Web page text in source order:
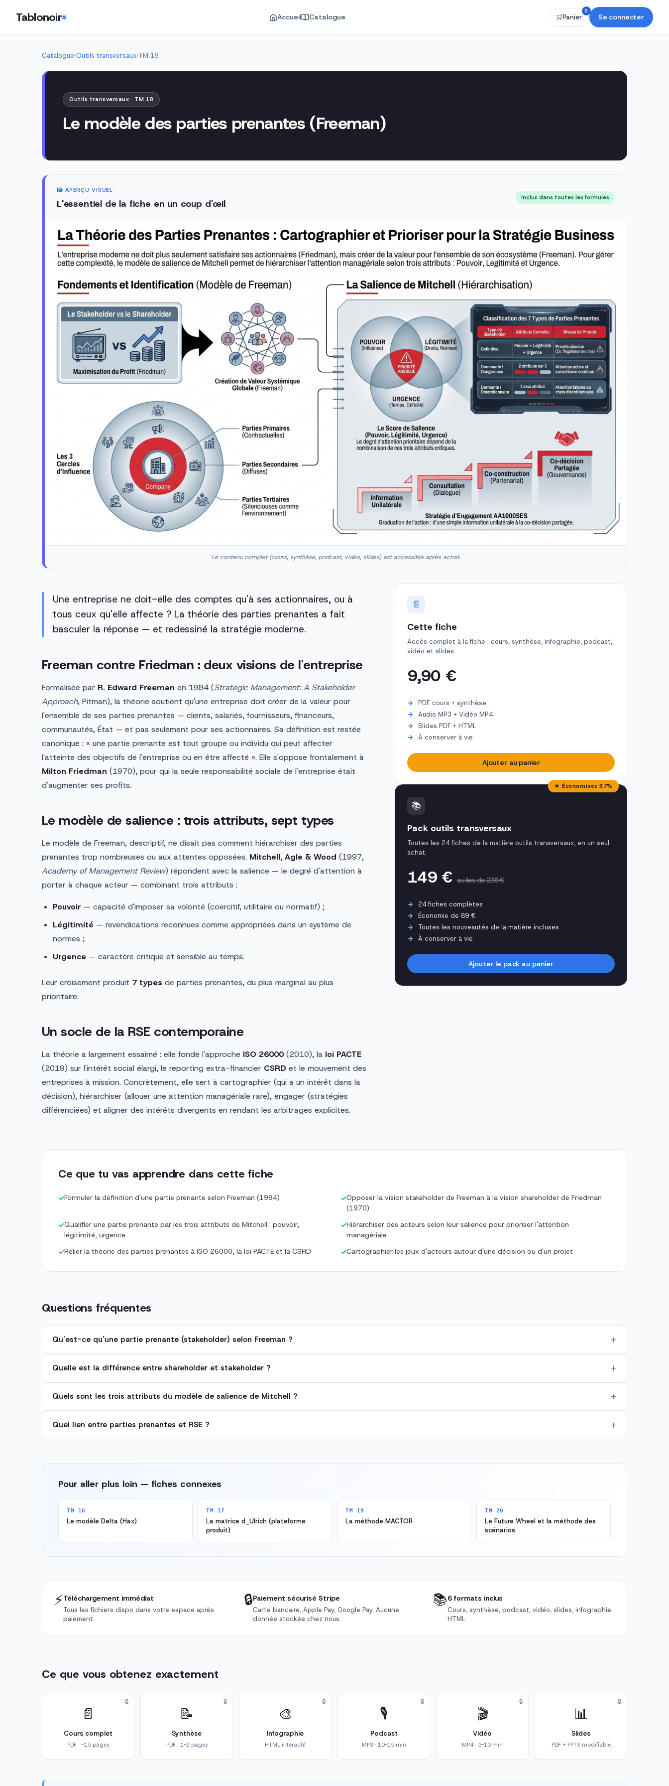
Tablonoir Accueil Catalogue 🛒Panier
0
Se connecter
Catalogue›Outils transversaux›TM 18
Outils transversaux · TM 18
Le modèle des parties prenantes (Freeman)
🖼️ APERÇU VISUEL
L'essentiel de la fiche en un coup d'œil
Inclus dans toutes les formules
Le contenu complet (cours, synthèse, podcast, vidéo, slides) est accessible après achat.
Une entreprise ne doit-elle des comptes qu'à ses actionnaires, ou à
tous ceux qu'elle affecte ? La théorie des parties prenantes a fait
basculer la réponse — et redessiné la stratégie moderne.
Freeman contre Friedman : deux visions de l'entreprise
Formalisée par R. Edward Freeman en 1984 (Strategic Management: A Stakeholder
Approach, Pitman), la théorie soutient qu'une entreprise doit créer de la valeur pour
l'ensemble de ses parties prenantes — clients, salariés, fournisseurs, financeurs,
communautés, État — et pas seulement pour ses actionnaires. Sa définition est restée
canonique : « une partie prenante est tout groupe ou individu qui peut affecter
l'atteinte des objectifs de l'entreprise ou en être affecté ». Elle s'oppose frontalement à
Milton Friedman (1970), pour qui la seule responsabilité sociale de l'entreprise était
d'augmenter ses profits.
Le modèle de salience : trois attributs, sept types
Le modèle de Freeman, descriptif, ne disait pas comment hiérarchiser des parties
prenantes trop nombreuses ou aux attentes opposées. Mitchell, Agle & Wood (1997,
Academy of Management Review) répondent avec la salience — le degré d'attention à
porter à chaque acteur — combinant trois attributs :
Pouvoir — capacité d'imposer sa volonté (coercitif, utilitaire ou normatif) ;
Légitimité — revendications reconnues comme appropriées dans un système de
normes ;
Urgence — caractère critique et sensible au temps.
Leur croisement produit 7 types de parties prenantes, du plus marginal au plus
prioritaire.
Un socle de la RSE contemporaine
La théorie a largement essaimé : elle fonde l'approche ISO 26000(2010), la loi PACTE
(2019) sur l'intérêt social élargi, le reporting extra-financier CSRD et le mouvement des
entreprises à mission. Concrètement, elle sert à cartographier (qui a un intérêt dans la
décision), hiérarchiser (allouer une attention managériale rare), engager (stratégies
différenciées) et aligner des intérêts divergents en rendant les arbitrages explicites.
📄
Cette fiche
Accès complet à la fiche : cours, synthèse, infographie, podcast,
vidéo et slides.
9,90 €
PDF cours + synthèse
Audio MP3 + Vidéo MP4
Slides PDF + HTML
À conserver à vie
Ajouter au panier
★ Économisez 37%
📚
Pack outils transversaux
Toutes les 24 fiches de la matière outils transversaux, en un seul
achat.
149 €au lieu de 238 €
24 fiches complètes
Économie de 89 €
Toutes les nouveautés de la matière incluses
À conserver à vie
Ajouter le pack au panier
Ce que tu vas apprendre dans cette fiche
✓Formuler la définition d'une partie prenante selon Freeman (1984) ✓Opposer la vision stakeholder de Freeman à la vision shareholder de Friedman
(1970)
✓Qualifier une partie prenante par les trois attributs de Mitchell : pouvoir,
légitimité, urgence
✓Hiérarchiser des acteurs selon leur salience pour prioriser l'attention
managériale
✓Relier la théorie des parties prenantes à ISO 26000, la loi PACTE et la CSRD ✓Cartographier les jeux d'acteurs autour d'une décision ou d'un projet
Questions fréquentes
Qu'est-ce qu'une partie prenante (stakeholder) selon Freeman ?
Quelle est la différence entre shareholder et stakeholder ?
Quels sont les trois attributs du modèle de salience de Mitchell ?
Quel lien entre parties prenantes et RSE ?
Pour aller plus loin — fiches connexes
TM 16
Le modèle Delta (Hax)
TM 17
La matrice d_Ulrich (plateforme
produit)
TM 19
La méthode MACTOR
TM 20
Le Future Wheel et la méthode des
scénarios
⚡Téléchargement immédiat
Tous les fichiers dispo dans votre espace après
paiement.
🔒Paiement sécurisé Stripe
Carte bancaire, Apple Pay, Google Pay. Aucune
donnée stockée chez nous.
📚6 formats inclus
Cours, synthèse, podcast, vidéo, slides, infographie
HTML.
Ce que vous obtenez exactement
📄
Cours complet
PDF · ~15 pages
🔒
📝
Synthèse
PDF · 1-2 pages
🔒
🎨
Infographie
HTML interactif
🔒
🎙️
Podcast
MP3 · 10-15 min
🔒
🎬
Vidéo
MP4 · 5-10 min
🔒
📊
Slides
PDF + PPTX modifiable
🔒